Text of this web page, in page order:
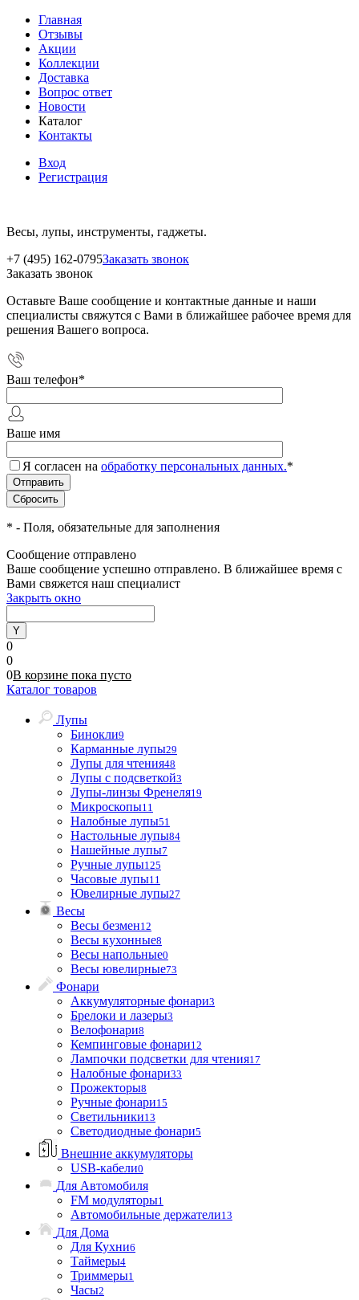
Главная
Отзывы
Акции
Коллекции
Доставка
Вопрос ответ
Новости
Каталог
Контакты
Вход
Регистрация
Весы, лупы, инструменты, гаджеты.
+7 (495) 162-0795Заказать звонок
Заказать звонок
Оставьте Ваше сообщение и контактные данные и наши
специалисты свяжутся с Вами в ближайшее рабочее время для
решения Вашего вопроса.
Ваш телефон*
Ваше имя
Я согласен на обработку персональных данных.*
* - Поля, обязательные для заполнения
Сообщение отправлено
Ваше сообщение успешно отправлено. В ближайшее время с
Вами свяжется наш специалист
Закрыть окно
0
0
0В корзине пока пусто
Каталог товаров
Лупы
Бинокли9
Карманные лупы29
Лупы для чтения48
Лупы с подсветкой3
Лупы-линзы Френеля19
Микроскопы11
Налобные лупы51
Настольные лупы84
Нашейные лупы7
Ручные лупы125
Часовые лупы11
Ювелирные лупы27
Весы
Весы безмен12
Весы кухонные8
Весы напольные0
Весы ювелирные73
Фонари
Аккумуляторные фонари3
Брелоки и лазеры3
Велофонари8
Кемпинговые фонари12
Лампочки подсветки для чтения17
Налобные фонари33
Прожекторы8
Ручные фонари15
Светильники13
Светодиодные фонари5
Внешние аккумуляторы
USB-кабели0
Для Автомобиля
FM модуляторы1
Автомобильные держатели13
Для Дома
Для Кухни6
Таймеры4
Триммеры1
Часы2